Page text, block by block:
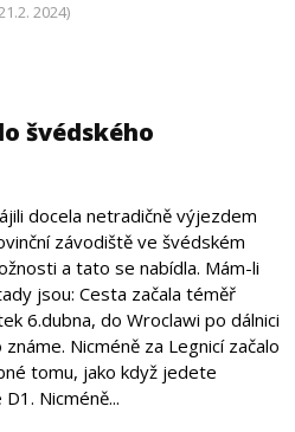
2024)
švédského
docela netradičně výjezdem
závodiště ve švédském
a tato se nabídla. Mám-li
jsou: Cesta začala téměř
6.dubna, do Wroclawi po dálnici
Nicméně za Legnicí začalo
tomu, jako když jedete
Nicméně...